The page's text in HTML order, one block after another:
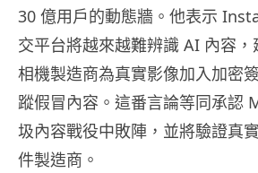
30 億用戶的動態牆。他表示
交平台將越來越難辨識 AI 內容
相機製造商為真實影像加入加密
蹤假冒內容。這番言論等同承認
圾內容戰役中敗陣，並將驗證真
件製造商。